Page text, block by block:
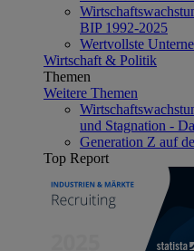
BIP 1992-2025
Wertvollste
Wirtschaft & Politik
Themen
Weitere Themen
und Stagnation -
Generation Z auf
Top Report